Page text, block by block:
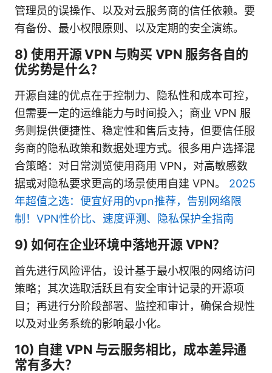
管理员的误操作、以及对云服务商的信任依赖。要
有备份、最小权限原则、以及定期的安全演练。
8) 使用开源 VPN 与购买 VPN 服务各自的
优劣势是什么？
开源自建的优点在于控制力、隐私性和成本可控，
但需要一定的运维能力与时间投入；商业 VPN 服
务则提供便捷性、稳定性和售后支持，但要信任服
务商的隐私政策和数据处理方式。很多用户选择混
合策略：对日常浏览使用商用 VPN，对高敏感数
据或对隐私要求更高的场景使用自建 VPN。 2025
年超值之选：便宜好用的vpn推荐，告别网络限
制！VPN性价比、速度评测、隐私保护全指南
9) 如何在企业环境中落地开源 VPN？
首先进行风险评估，设计基于最小权限的网络访问
策略；其次选取活跃且有安全审计记录的开源项
目；再进行分阶段部署、监控和审计，确保合规性
以及对业务系统的影响最小化。
10) 自建 VPN 与云服务相比，成本差异通
常有多大？